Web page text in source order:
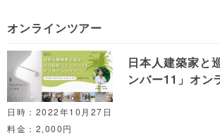
オンラインツアー
日本人建築家と
ンバー11」オン
日時：2022年10月27日
料金：2,000円